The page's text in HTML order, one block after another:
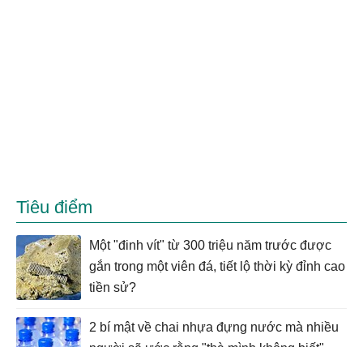
Tiêu điểm
Một "đinh vít" từ 300 triệu năm trước được
gắn trong một viên đá, tiết lộ thời kỳ đỉnh cao
tiền sử?
2 bí mật về chai nhựa đựng nước mà nhiều